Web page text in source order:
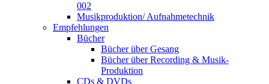
002
Musikproduktion/ Aufnahmetechnik
Empfehlungen
Bücher
Bücher über Gesang
Bücher über Recording & Musik-
Produktion
CDs & DVDs